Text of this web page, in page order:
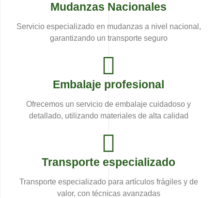
Mudanzas Nacionales
Servicio especializado en mudanzas a nivel nacional,
garantizando un transporte seguro
Embalaje profesional
Ofrecemos un servicio de embalaje cuidadoso y
detallado, utilizando materiales de alta calidad
Transporte especializado
Transporte especializado para artículos frágiles y de
valor, con técnicas avanzadas